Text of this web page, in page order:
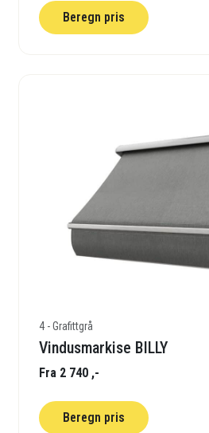
Beregn pris
4 - Grafittgrå
Vindusmarkise BILLY
Fra 2 740 ,-
Beregn pris